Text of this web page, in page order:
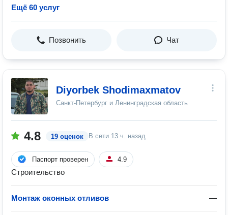
Ещё 60 услуг
Позвонить Чат
Diyorbek Shodimaxmatov
Санкт-Петербург и Ленинградская область
4.8 19 оценок В сети 13 ч. назад
Паспорт проверен 4.9
Строительство
Монтаж оконных отливов —